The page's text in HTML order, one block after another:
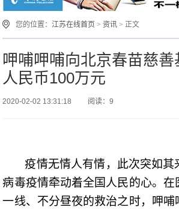
您的位置：江苏在线首页 >资讯 > 正文
呷哺呷哺向北京春苗慈
人民币100万元
2020-02-02 13:31:18 阅读：9
疫情无情人有情，此次突如其
病毒疫情牵动着全国人民的心。在
一线、不分昼夜的救治之时，呷哺